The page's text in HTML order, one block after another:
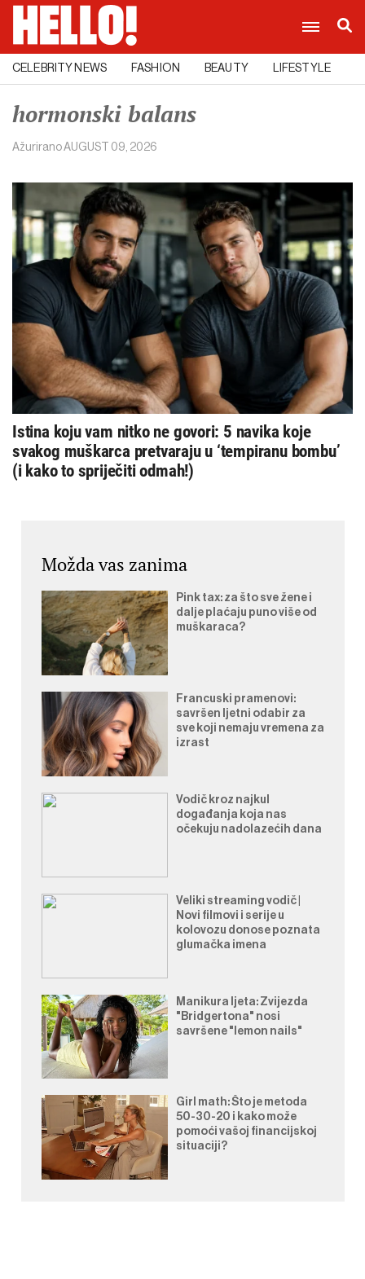
CELEBRITY NEWS FASHION BEAUTY LIFESTYLE
hormonski balans
AžuriranoAUGUST 09, 2026
Istina koju vam nitko ne govori: 5 navika koje
svakog muškarca pretvaraju u ‘tempiranu bombu’
(i kako to spriječiti odmah!)
Možda vas zanima
Pink tax: za što sve žene i
dalje plaćaju puno više od
muškaraca?
Francuski pramenovi:
savršen ljetni odabir za
sve koji nemaju vremena za
izrast
Vodič kroz najkul
događanja koja nas
očekuju nadolazećih dana
Veliki streaming vodič |
Novi filmovi i serije u
kolovozu donose poznata
glumačka imena
Manikura ljeta: Zvijezda
"Bridgertona" nosi
savršene "lemon nails"
Girl math: Što je metoda
50-30-20 i kako može
pomoći vašoj financijskoj
situaciji?